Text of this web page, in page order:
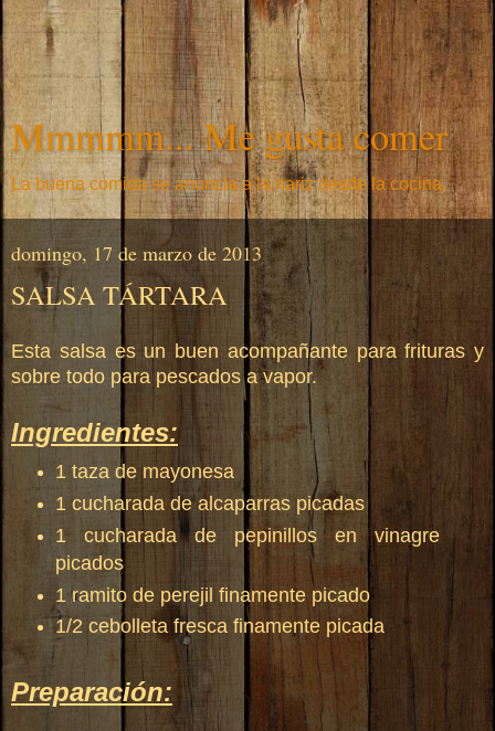
Mmmmm... Me gusta comer
La buena comida se anuncia a la nariz desde la cocina.
domingo, 17 de marzo de 2013
SALSA TÁRTARA
Esta salsa es un buen acompañante para frituras y
sobre todo para pescados a vapor.
Ingredientes:
1 taza de mayonesa
1 cucharada de alcaparras picadas
1 cucharada de pepinillos en vinagre
picados
1 ramito de perejil finamente picado
1/2 cebolleta fresca finamente picada
Preparación: